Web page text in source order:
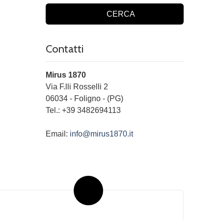
CERCA
Contatti
Mirus 1870
Via F.lli Rosselli 2
06034 - Foligno - (PG)
Tel.: +39 3482694113
Email: info@mirus1870.it